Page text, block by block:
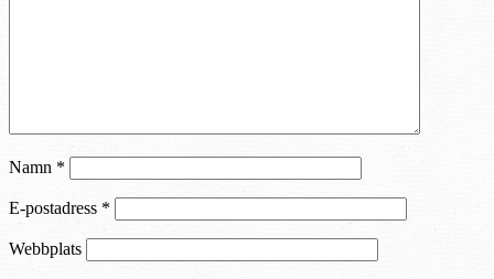
Namn *
E-postadress *
Webbplats